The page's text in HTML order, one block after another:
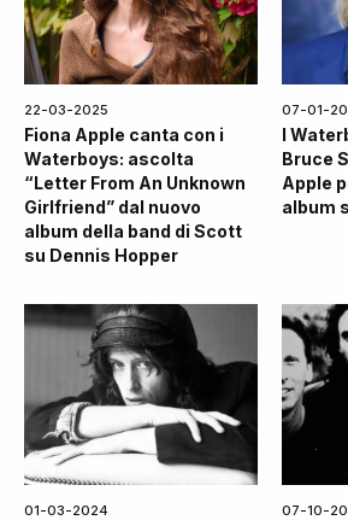
22-03-2025
Fiona Apple canta con i
Waterboys: ascolta
“Letter From An Unknown
Girlfriend” dal nuovo
album della band di Scott
su Dennis Hopper
07-01-
I
Bruce
Apple
album
01-03-2024 07-10-